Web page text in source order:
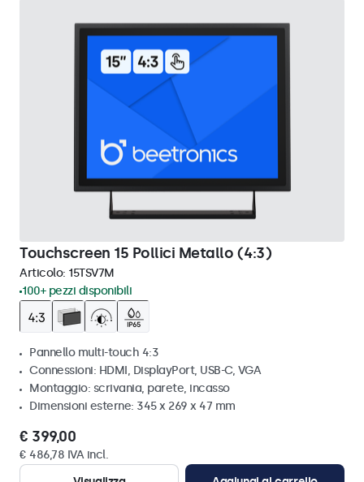
Touchscreen 15 Pollici Metallo (4:3)
Articolo: 15TSV7M
100+ pezzi disponibili
Pannello multi-touch 4:3
Connessioni: HDMI, DisplayPort, USB-C, VGA
Montaggio: scrivania, parete, incasso
Dimensioni esterne: 345 x 269 x 47 mm
€ 399,00
€ 486,78 IVA incl.